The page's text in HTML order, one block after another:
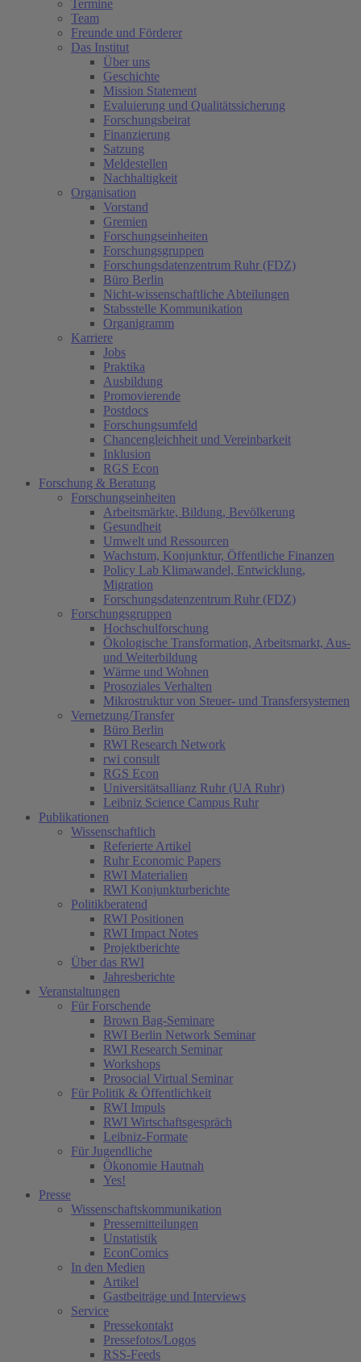
Termine
Team
Freunde und Förderer
Das Institut
Über uns
Geschichte
Mission Statement
Evaluierung und Qualitätssicherung
Forschungsbeirat
Finanzierung
Satzung
Meldestellen
Nachhaltigkeit
Organisation
Vorstand
Gremien
Forschungseinheiten
Forschungsgruppen
Forschungsdatenzentrum Ruhr (FDZ)
Büro Berlin
Nicht-wissenschaftliche Abteilungen
Stabsstelle Kommunikation
Organigramm
Karriere
Jobs
Praktika
Ausbildung
Promovierende
Postdocs
Forschungsumfeld
Chancengleichheit und Vereinbarkeit
Inklusion
RGS Econ
Forschung & Beratung
Forschungseinheiten
Arbeitsmärkte, Bildung, Bevölkerung
Gesundheit
Umwelt und Ressourcen
Wachstum, Konjunktur, Öffentliche Finanzen
Policy Lab Klimawandel, Entwicklung,
Migration
Forschungsdatenzentrum Ruhr (FDZ)
Forschungsgruppen
Hochschulforschung
Ökologische Transformation, Arbeitsmarkt, Aus-
und Weiterbildung
Wärme und Wohnen
Prosoziales Verhalten
Mikrostruktur von Steuer- und Transfersystemen
Vernetzung/Transfer
Büro Berlin
RWI Research Network
rwi consult
RGS Econ
Universitätsallianz Ruhr (UA Ruhr)
Leibniz Science Campus Ruhr
Publikationen
Wissenschaftlich
Referierte Artikel
Ruhr Economic Papers
RWI Materialien
RWI Konjunkturberichte
Politikberatend
RWI Positionen
RWI Impact Notes
Projektberichte
Über das RWI
Jahresberichte
Veranstaltungen
Für Forschende
Brown Bag-Seminare
RWI Berlin Network Seminar
RWI Research Seminar
Workshops
Prosocial Virtual Seminar
Für Politik & Öffentlichkeit
RWI Impuls
RWI Wirtschaftsgespräch
Leibniz-Formate
Für Jugendliche
Ökonomie Hautnah
Yes!
Presse
Wissenschaftskommunikation
Pressemitteilungen
Unstatistik
EconComics
In den Medien
Artikel
Gastbeiträge und Interviews
Service
Pressekontakt
Pressefotos/Logos
RSS-Feeds